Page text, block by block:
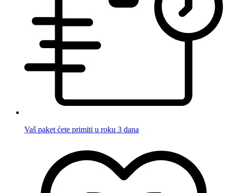
Vaš paket ćete primiti u roku 3 dana